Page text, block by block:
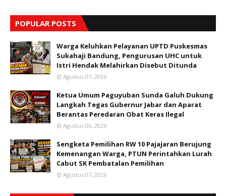
POPULAR POSTS
Warga Keluhkan Pelayanan UPTD Puskesmas
Sukahaji Bandung, Pengurusan UHC untuk
Istri Hendak Melahirkan Disebut Ditunda
Agustus 07, 2026
Ketua Umum Paguyuban Sunda Galuh Dukung
Langkah Tegas Gubernur Jabar dan Aparat
Berantas Peredaran Obat Keras Ilegal
Agustus 06, 2026
Sengketa Pemilihan RW 10 Pajajaran Berujung
Kemenangan Warga, PTUN Perintahkan Lurah
Cabut SK Pembatalan Pemilihan
Agustus 07, 2026